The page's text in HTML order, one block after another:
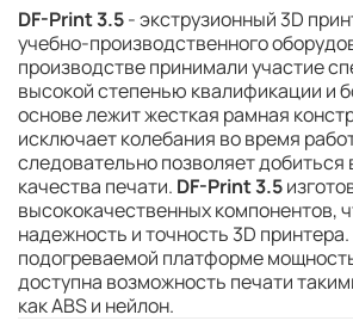
DF-Print 3.5- экструзионный 3D
учебно-производственного
производстве принимали участие
высокой степенью квалификации и
основе лежит жесткая рамная
исключает колебания во время
следовательно позволяет добиться
качества печати. DF-Print 3.5
высококачественных компонентов,
надежность и точность 3D
подогреваемой платформе
доступна возможность печати
как ABS и нейлон.